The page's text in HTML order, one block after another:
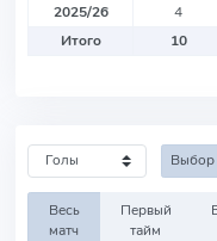
2025/26
4
Итого
10
Выбор
Весь
матч
Первый
тайм